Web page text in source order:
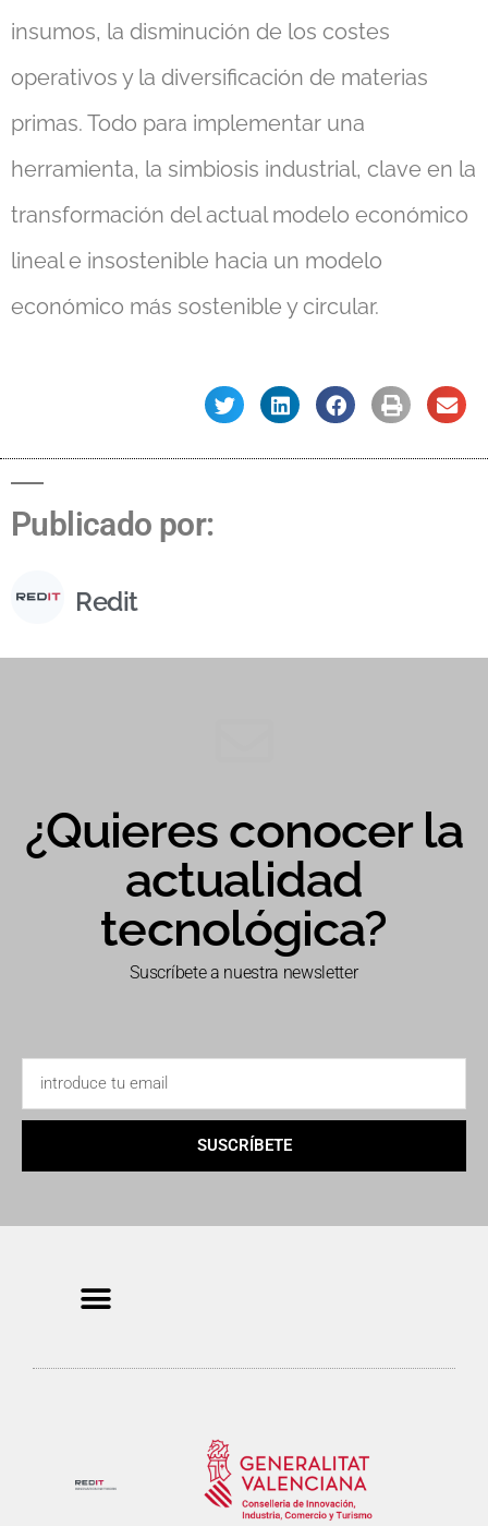
insumos, la disminución de los costes
operativos y la diversificación de materias
primas. Todo para implementar una
herramienta, la simbiosis industrial, clave en la
transformación del actual modelo económico
lineal e insostenible hacia un modelo
económico más sostenible y circular.
Publicado por:
Redit
¿Quieres conocer la
actualidad
tecnológica?
Suscríbete a nuestra newsletter
SUSCRÍBETE